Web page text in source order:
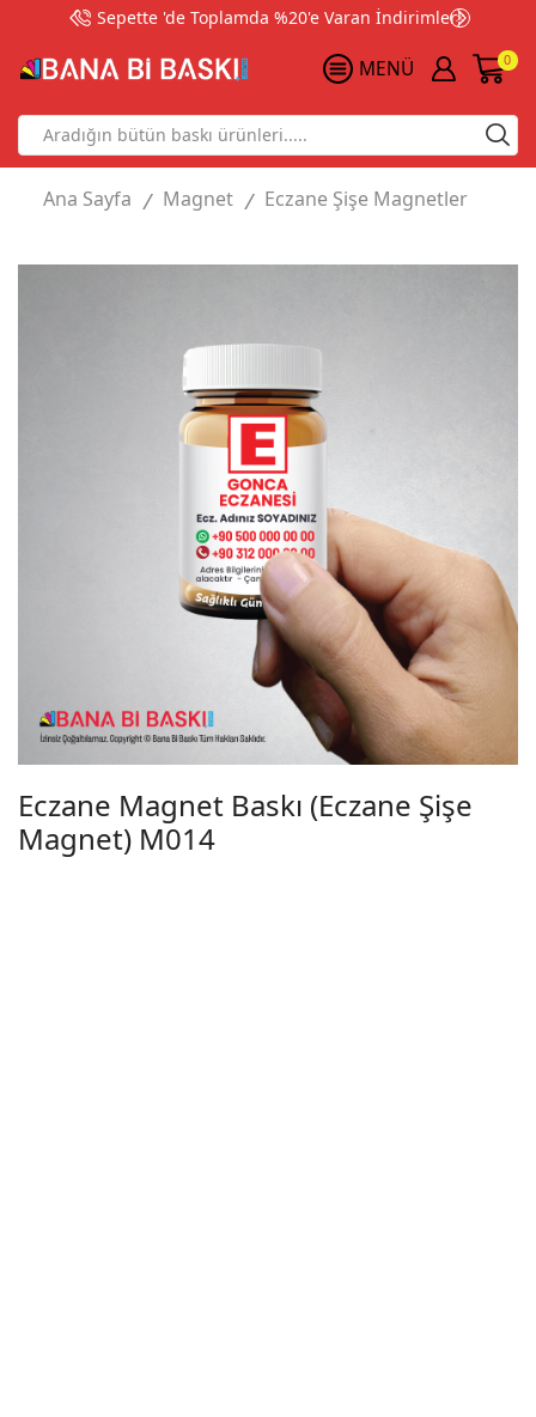
Sepette 'de Toplamda %20'e Varan İndirimler!
MENÜ 0
Search
input
Ana Sayfa / Magnet / Eczane Şişe Magnetler
Eczane Magnet Baskı (Eczane Şişe
Magnet) M014